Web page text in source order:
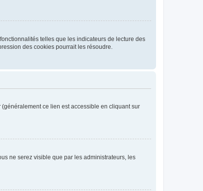
telles que les indicateurs de lecture des
des cookies pourrait les résoudre.
(généralement ce lien est accessible en cliquant sur
ne serez visible que par les administrateurs, les